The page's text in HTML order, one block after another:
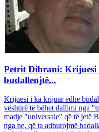
Petrit Dibrani:
budallenjtë...
Krijuesi i ka krijuar edhe
vështirë të bëhet dallimi nga
madje "universale" që të jetë
nga ne, që ta adhurojmë